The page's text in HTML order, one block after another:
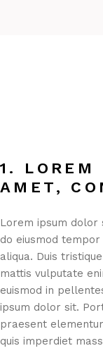
1. LOREM
AMET,
Lorem ipsum dolor
do eiusmod
aliqua. Duis
mattis vulputate
euismod in
ipsum dolor sit.
praesent
quis imperdiet